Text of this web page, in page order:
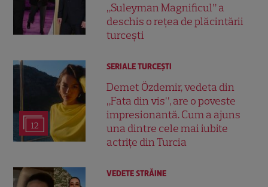
„Suleyman Magnificul” a
deschis o rețea de plăcintării
turcești
12
SERIALE TURCEŞTI
Demet Özdemir, vedeta din
„Fata din vis”, are o poveste
impresionantă. Cum a ajuns
una dintre cele mai iubite
actrițe din Turcia
VEDETE STRĂINE